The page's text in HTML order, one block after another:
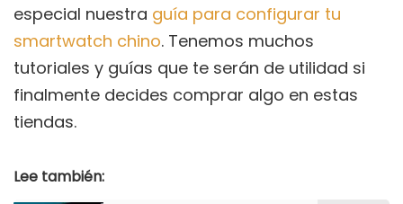
especial nuestra guía para configurar tu
smartwatch chino. Tenemos muchos
tutoriales y guías que te serán de utilidad si
finalmente decides comprar algo en estas
tiendas.
Lee también: